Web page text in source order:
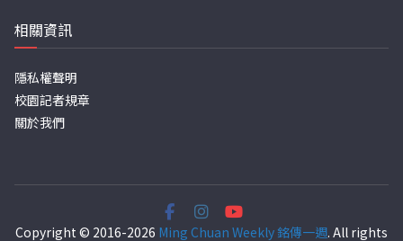
相關資訊
隱私權聲明
校園記者規章
關於我們
Copyright © 2016-2026 Ming Chuan Weekly 銘傳一週. All rights